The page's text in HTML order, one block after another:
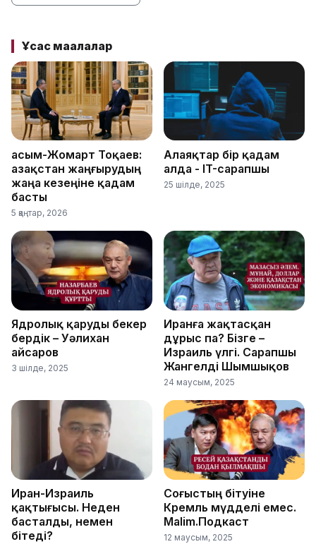
Ұқсас мақалалар
Қасым-Жомарт Тоқаев:
Қазақстан жаңғырудың
жаңа кезеңіне қадам
басты
5 қаңтар, 2026
Алаяқтар бір қадам
алда - IT-сарапшы
25 шілде, 2025
Ядролық қаруды бекер
бердік – Уәлихан
Қайсаров
3 шілде, 2025
Иранға жақтасқан
дұрыс па? Бізге –
Израиль үлгі. Сарапшы
Жангелді Шымшықов
24 маусым, 2025
Иран-Израиль
қақтығысы. Неден
басталды, немен
бітеді?
Соғыстың бітуіне
Кремль мүдделі емес.
Malim.Подкаст
12 маусым, 2025